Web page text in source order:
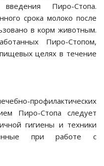
Пиро-Стопа.
срока молоко после
в корм животным.
Пиро-Стопом,
целях в течение
профилактических
Пиро-Стопа следует
гигиены и техники
при работе с